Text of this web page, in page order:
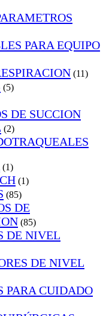
PARA EQUIPO
(11)
(5)
DE SUCCION
(2)
(1)
(1)
(85)
DE
(85)
DE NIVEL
DE NIVEL
PARA CUIDADO